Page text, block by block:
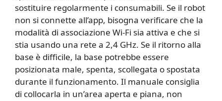
sostituire regolarmente i consumabili. Se il robot
non si connette all’app, bisogna verificare che la
modalità di associazione Wi-Fi sia attiva e che si
stia usando una rete a 2,4 GHz. Se il ritorno alla
base è difficile, la base potrebbe essere
posizionata male, spenta, scollegata o spostata
durante il funzionamento. Il manuale consiglia
di collocarla in un’area aperta e piana, non